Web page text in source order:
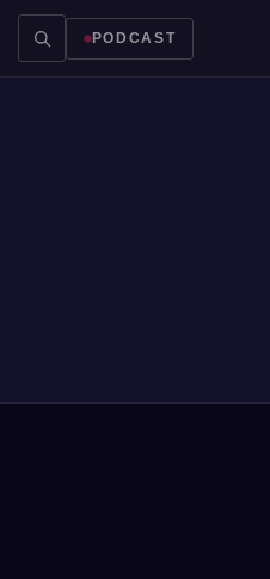
PODCAST